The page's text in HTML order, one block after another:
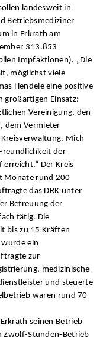
landesweit in
Betriebsmediziner
in Erkrath am
313.853
Impfaktionen). „Die
möglichst viele
Hendele eine positive
großartigen Einsatz:
Vereinigung, den
dem Vermieter
Mich
der
Der Kreis
Monate rund 200
das DRK unter
Betreuung der
tätig. Die
bis zu 15 Kräften
wurde ein
zur
medizinische
und steuerte
waren rund 70
seinen Betrieb
Zwölf-Stunden-Betrieb